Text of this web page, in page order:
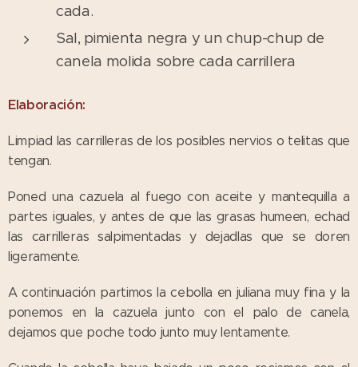
cada.
Sal, pimienta negra y un chup-chup de
canela molida sobre cada carrillera
Elaboración:
Limpiad las carrilleras de los posibles nervios o telitas que
tengan.
Poned una cazuela al fuego con aceite y mantequilla a
partes iguales, y antes de que las grasas humeen, echad
las carrilleras salpimentadas y dejadlas que se doren
ligeramente.
A continuación partimos la cebolla en juliana muy fina y la
ponemos en la cazuela junto con el palo de canela,
dejamos que poche todo junto muy lentamente.